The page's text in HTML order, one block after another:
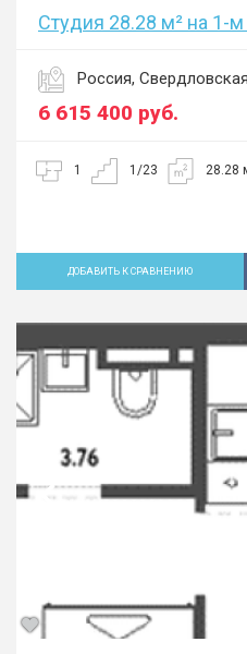
Студия 28.28 м² на 1-
Россия,
6 615 400 руб.
1 1/23 28.28
ДОБАВИТЬ К СРАВНЕНИЮ